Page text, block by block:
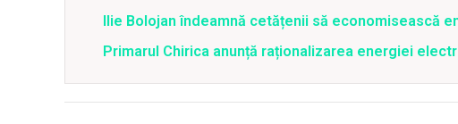
Ilie Bolojan îndeamnă cetățenii să economisească
Primarul Chirica anunță raționalizarea energiei